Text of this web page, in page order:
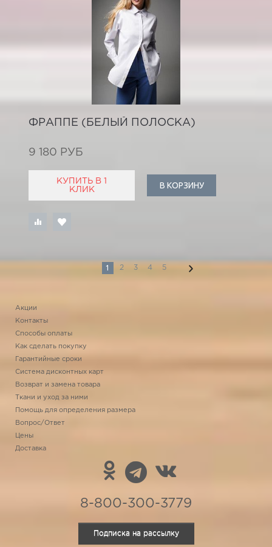
ФРАППЕ (БЕЛЫЙ ПОЛОСКА)
9 180 РУБ
КУПИТЬ В 1
КЛИК
В КОРЗИНУ
1 2 3 4 5
Акции
Контакты
Способы оплаты
Как сделать покупку
Гарантийные сроки
Система дисконтных карт
Возврат и замена товара
Ткани и уход за ними
Помощь для определения размера
Вопрос/Ответ
Цены
Доставка
8-800-300-3779
Подписка на рассылку